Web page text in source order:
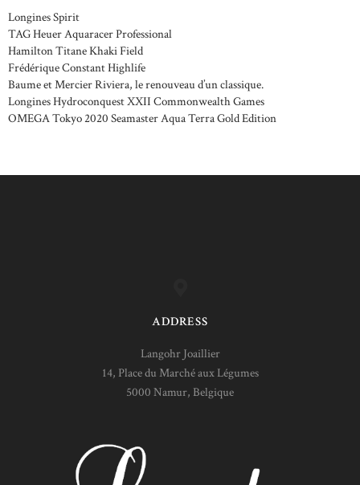
Longines Spirit
TAG Heuer Aquaracer Professional
Hamilton Titane Khaki Field
Frédérique Constant Highlife
Baume et Mercier Riviera, le renouveau d’un classique.
Longines Hydroconquest XXII Commonwealth Games
OMEGA Tokyo 2020 Seamaster Aqua Terra Gold Edition
ADDRESS
Langohr Joaillier
14, Place du Marché aux Légumes
5000 Namur, Belgique